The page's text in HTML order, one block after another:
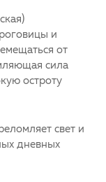
и
от
сила
остроту
свет и
дневных